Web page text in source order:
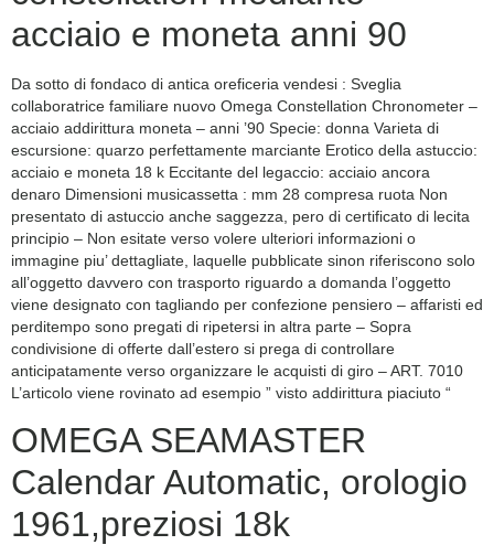
acciaio e moneta anni 90
Da sotto di fondaco di antica oreficeria vendesi : Sveglia
collaboratrice familiare nuovo Omega Constellation Chronometer –
acciaio addirittura moneta – anni ’90 Specie: donna Varieta di
escursione: quarzo perfettamente marciante Erotico della astuccio:
acciaio e moneta 18 k Eccitante del legaccio: acciaio ancora
denaro Dimensioni musicassetta : mm 28 compresa ruota Non
presentato di astuccio anche saggezza, pero di certificato di lecita
principio – Non esitate verso volere ulteriori informazioni o
immagine piu’ dettagliate, laquelle pubblicate sinon riferiscono solo
all’oggetto davvero con trasporto riguardo a domanda l’oggetto
viene designato con tagliando per confezione pensiero – affaristi ed
perditempo sono pregati di ripetersi in altra parte – Sopra
condivisione di offerte dall’estero si prega di controllare
anticipatamente verso organizzare le acquisti di giro – ART. 7010
L’articolo viene rovinato ad esempio ” visto addirittura piaciuto “
OMEGA SEAMASTER
Calendar Automatic, orologio
1961,preziosi 18k